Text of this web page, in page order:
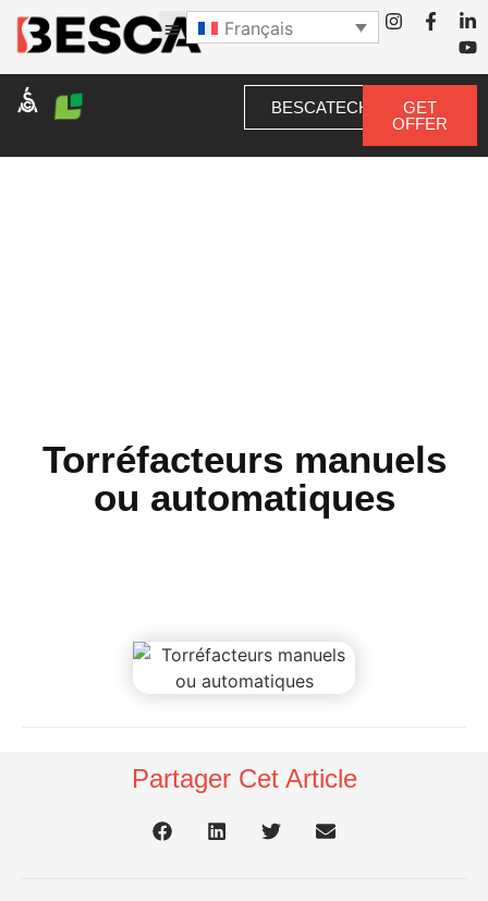
Français
BESCATECH
GET
OFFER
Torréfacteurs manuels
ou automatiques
Partager Cet Article